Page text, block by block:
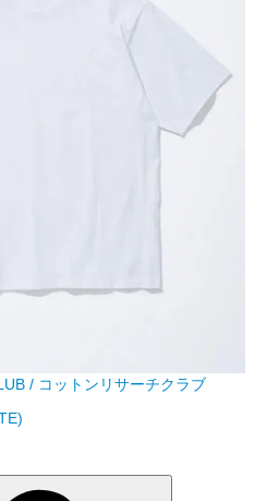
/ コットンリサーチクラブ